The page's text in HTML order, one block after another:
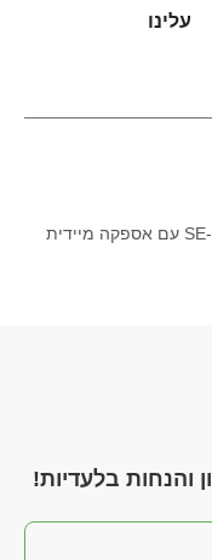
עלינו
Crypto: Against All Odds — זמין ב-SE-Keys עם אספקה מיידית
והנחות בלעדיות!